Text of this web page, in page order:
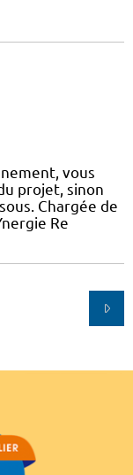
vous
projet, sinon
Chargée de
Re